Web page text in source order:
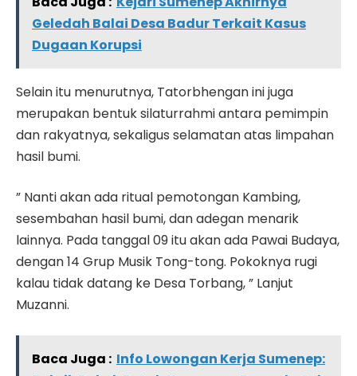
Geledah Balai Desa Badur Terkait Kasus
Dugaan Korupsi
Selain itu menurutnya, Tatorbhengan ini juga
merupakan bentuk silaturrahmi antara pemimpin
dan rakyatnya, sekaligus selamatan atas limpahan
hasil bumi.
” Nanti akan ada ritual pemotongan Kambing,
sesembahan hasil bumi, dan adegan menarik
lainnya. Pada tanggal 09 itu akan ada Pawai Budaya,
dengan 14 Grup Musik Tong-tong. Pokoknya rugi
kalau tidak datang ke Desa Torbang, ” Lanjut
Muzanni.
Baca Juga : Info Lowongan Kerja Sumenep: